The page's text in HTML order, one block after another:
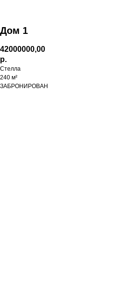
Дом 1
42000000,00
р.
Стелла
240 м²
ЗАБРОНИРОВАН